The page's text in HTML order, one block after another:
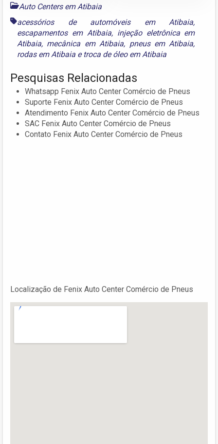
Auto Centers em Atibaia
acessórios de automóveis em Atibaia,
escapamentos em Atibaia, injeção eletrônica em
Atibaia, mecânica em Atibaia, pneus em Atibaia,
rodas em Atibaia e troca de óleo em Atibaia
Pesquisas Relacionadas
Whatsapp Fenix Auto Center Comércio de Pneus
Suporte Fenix Auto Center Comércio de Pneus
Atendimento Fenix Auto Center Comércio de Pneus
SAC Fenix Auto Center Comércio de Pneus
Contato Fenix Auto Center Comércio de Pneus
Localização de Fenix Auto Center Comércio de Pneus